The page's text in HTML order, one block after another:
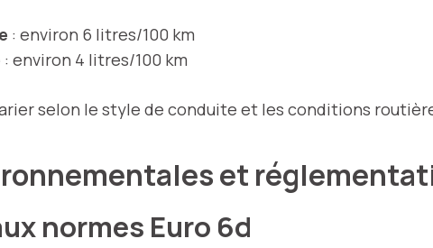
: environ 6 litres/100 km
: environ 4 litres/100 km
selon le style de conduite et les conditions
et
normes Euro 6d